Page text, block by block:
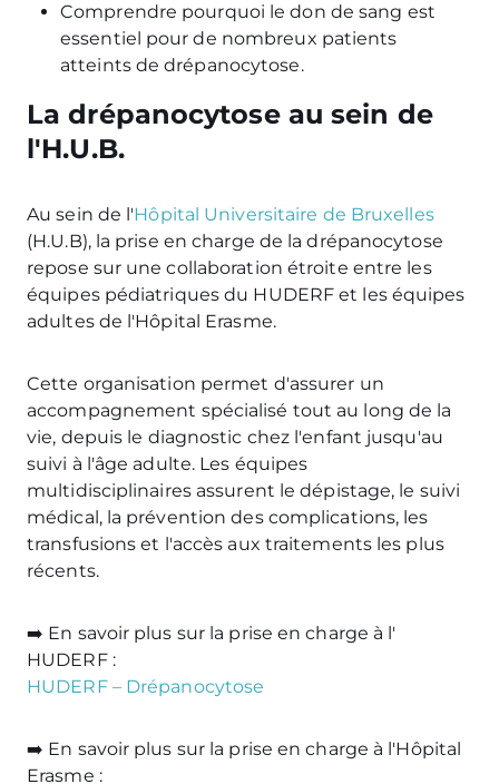
Comprendre pourquoi le don de sang est
essentiel pour de nombreux patients
atteints de drépanocytose.
La drépanocytose au sein de
l'H.U.B.
Au sein de l'Hôpital Universitaire de Bruxelles
(H.U.B), la prise en charge de la drépanocytose
repose sur une collaboration étroite entre les
équipes pédiatriques du HUDERF et les équipes
adultes de l'Hôpital Erasme.
Cette organisation permet d'assurer un
accompagnement spécialisé tout au long de la
vie, depuis le diagnostic chez l'enfant jusqu'au
suivi à l'âge adulte. Les équipes
multidisciplinaires assurent le dépistage, le suivi
médical, la prévention des complications, les
transfusions et l'accès aux traitements les plus
récents.
➡️ En savoir plus sur la prise en charge à l'
HUDERF :
HUDERF – Drépanocytose
➡️ En savoir plus sur la prise en charge à l'Hôpital
Erasme :